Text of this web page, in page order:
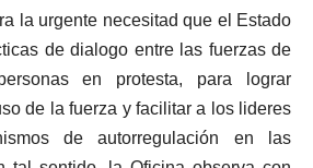
la urgente necesitad que el Estado
de dialogo entre las fuerzas de
en protesta, para lograr
de la fuerza y facilitar a los lideres
de autorregulación en las